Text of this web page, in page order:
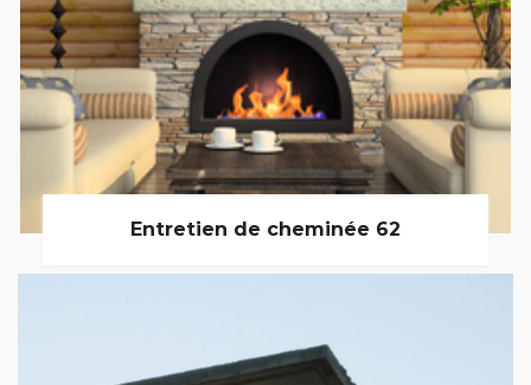
Entretien de cheminée 62